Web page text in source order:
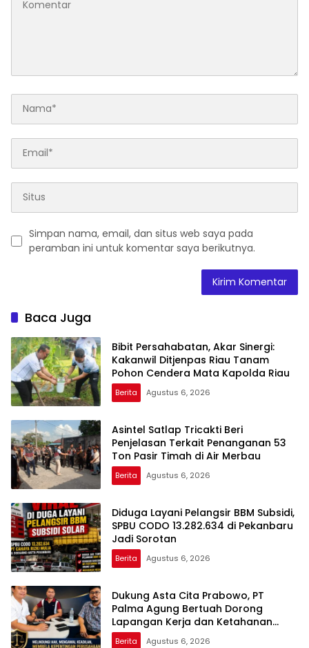
Simpan nama, email, dan situs web saya pada
peramban ini untuk komentar saya berikutnya.
Baca Juga
Bibit Persahabatan, Akar Sinergi:
Kakanwil Ditjenpas Riau Tanam
Pohon Cendera Mata Kapolda Riau
Berita Agustus 6, 2026
Asintel Satlap Tricakti Beri
Penjelasan Terkait Penanganan 53
Ton Pasir Timah di Air Merbau
Berita Agustus 6, 2026
Diduga Layani Pelangsir BBM Subsidi,
SPBU CODO 13.282.634 di Pekanbaru
Jadi Sorotan
Berita Agustus 6, 2026
Dukung Asta Cita Prabowo, PT
Palma Agung Bertuah Dorong
Lapangan Kerja dan Ketahanan
Pangan
Berita Agustus 6, 2026